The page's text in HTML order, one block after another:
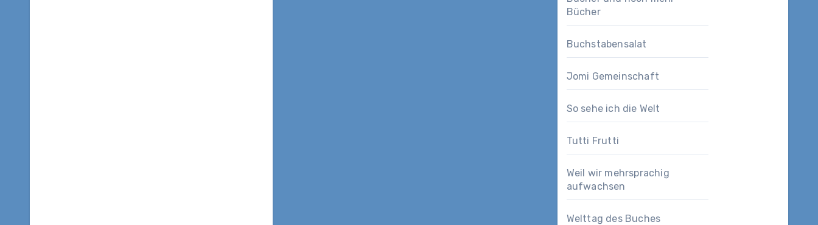
Bücher
Buchstabensalat
Jomi Gemeinschaft
So sehe ich die Welt
Tutti Frutti
Weil wir mehrsprachig
aufwachsen
Welttag des Buches